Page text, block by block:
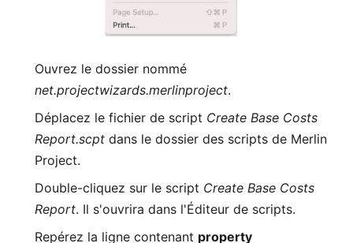
Ouvrez le dossier nommé
net.projectwizards.merlinproject.
Déplacez le fichier de script Create Base Costs
Report.scpt dans le dossier des scripts de Merlin
Project.
Double-cliquez sur le script Create Base Costs
Report. Il s'ouvrira dans l'Éditeur de scripts.
Repérez la ligne contenant property